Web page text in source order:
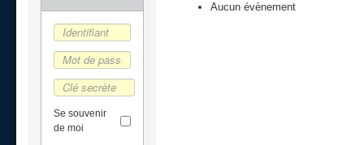
Se souvenir
de moi
Aucun évènement